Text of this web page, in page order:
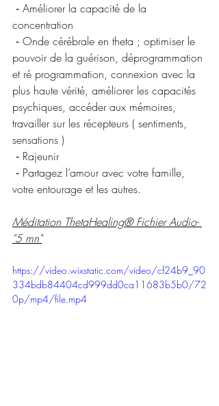
concentration
pouvoir de la guérison, déprogrammation
et ré programmation, connexion avec la
plus haute vérité, améliorer les capacités
psychiques, accéder aux mémoires,
travailler sur les récepteurs ( sentiments,
sensations )
⁃ Rajeunir
votre entourage et les autres.
Méditation ThetaHealing® Fichier Audio-
"5 mn"
https://video.wixstatic.com/video/cf24b9_90
334bdb84404cd999dd0ca11683b5b0/72
0p/mp4/file.mp4